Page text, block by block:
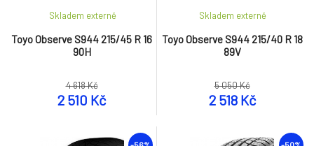
Toyo Observe S944 215/45 R 16
90H
Skladem externě
4 618 Kč
2 510 Kč
Toyo Observe S944 215/40 R 18
89V
Skladem externě
5 050 Kč
2 518 Kč